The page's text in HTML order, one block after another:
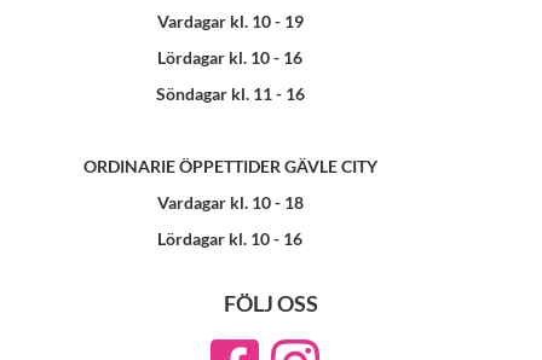
Vardagar kl. 10 - 19
Lördagar kl. 10 - 16
Söndagar kl. 11 - 16
ORDINARIE ÖPPETTIDER GÄVLE CITY
Vardagar kl. 10 - 18
Lördagar kl. 10 - 16
FÖLJ OSS